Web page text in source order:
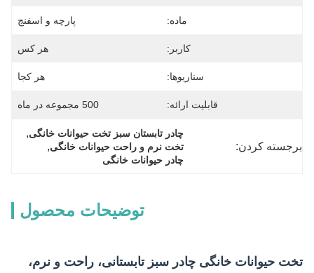
ماده: پارچه و اسفنج
کاربر: هر کس
سناریوها: هر کجا
قابلیت ارائه: 500 مجموعه در ماه
برجسته کردن:
چادر تابستان سبز تخت حیوانات خانگی,
تخت نرم و راحت حیوانات خانگی,
چادر حیوانات خانگی
توضیحات محصول
تخت حیوانات خانگی چادر سبز تابستانی، راحت و نرم،